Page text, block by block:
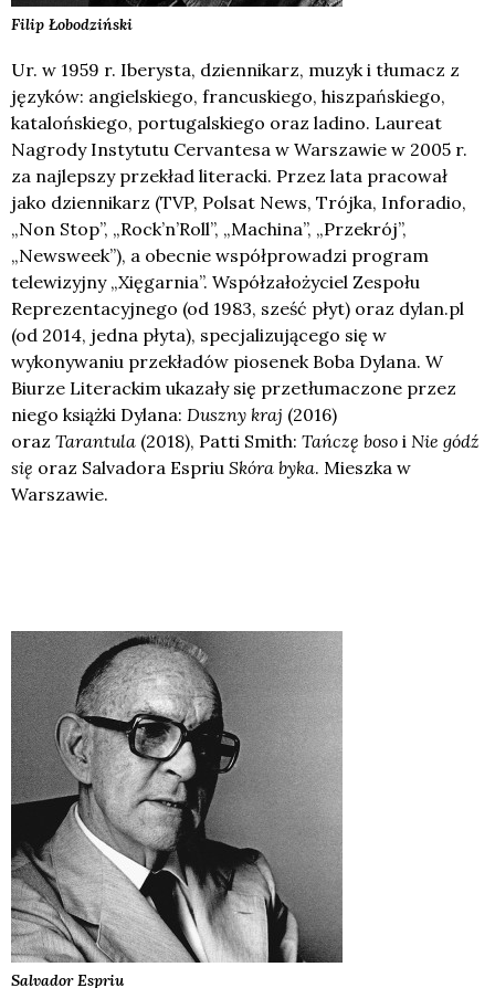
Filip Łobodziński
Ur. w 1959 r. Iberysta, dziennikarz, muzyk i tłumacz z
języków: angielskiego, francuskiego, hiszpańskiego,
katalońskiego, portugalskiego oraz ladino. Laureat
Nagrody Instytutu Cervantesa w Warszawie w 2005 r.
za najlepszy przekład literacki. Przez lata pracował
jako dziennikarz (TVP, Polsat News, Trójka, Inforadio,
„Non Stop”, „Rock’n’Roll”, „Machina”, „Przekrój”,
„Newsweek”), a obecnie współprowadzi program
telewizyjny „Xięgarnia”. Współzałożyciel Zespołu
Reprezentacyjnego (od 1983, sześć płyt) oraz dylan.pl
(od 2014, jedna płyta), specjalizującego się w
wykonywaniu przekładów piosenek Boba Dylana. W
Biurze Literackim ukazały się przetłumaczone przez
niego książki Dylana: Duszny kraj (2016)
oraz Tarantula (2018), Patti Smith: Tańczę boso i Nie gódź
się oraz Salvadora Espriu Skóra byka. Mieszka w
Warszawie.
SalvadorEspriu